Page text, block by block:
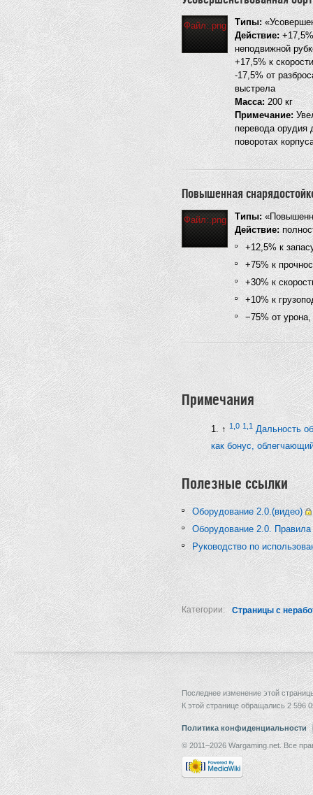
Файл:.png Типы:
Действие:+17,5%
неподвижной
+17,5% к
-17,5% от
выстрела
Масса: 200 кг
Примечание:
перевода орудия
поворотах
Повышенная
Файл:.png Типы:
Действие:
+12,5% к
+75% к
+30% к
+10% к
−75% от
Примечания
↑ 1,0 1,1 Дальность
как бонус,
Полезные ссылки
Оборудование 2.0.(видео)
Оборудование 2.0. Правила
Руководство по
Категории: Страницы с
Последнее изменение этой
К этой странице обращались 2 596
Политика конфиденциальности
© 2011–2026 Wargaming.net. Все